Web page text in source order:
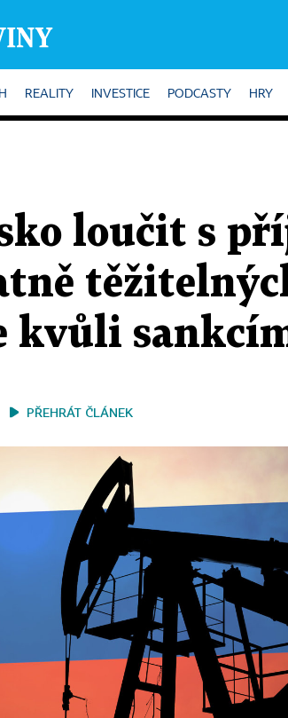
REALITY INVESTICE PODCASTY HRY
loučit s
kvůli
PŘEHRÁT ČLÁNEK